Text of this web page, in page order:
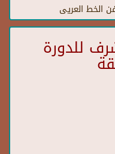
الخط العريى
للدورة